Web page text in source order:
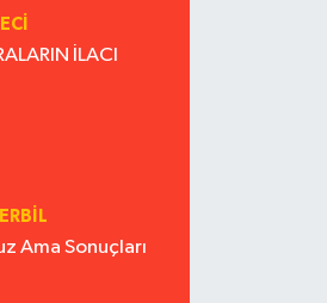
İLACI
Ama Sonuçları